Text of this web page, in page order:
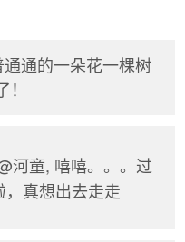
通的一朵花一棵树
河童, 嘻嘻。。。过
真想出去走走